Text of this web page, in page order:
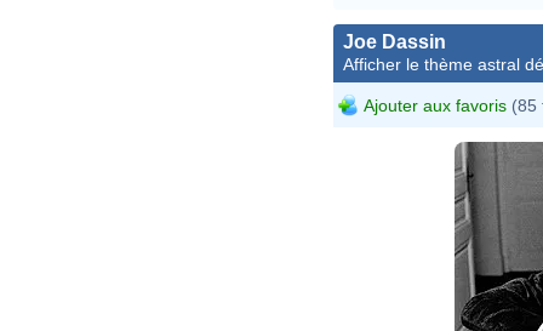
Joe Dassin
Afficher le thème astral
Ajouter aux favoris (85